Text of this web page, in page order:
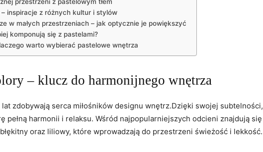
inspiracje z różnych kultur i stylów
w małych przestrzeniach – jak optycznie je powiększyć
komponują się z pastelami?
warto wybierać pastelowe wnętrza
– klucz do harmonijnego wnętrza
zdobywają serca miłośników designu wnętrz.Dzięki swojej subtelności,
pełną harmonii i relaksu. Wśród najpopularniejszych odcieni znajdują się
oraz liliowy, które wprowadzają do przestrzeni świeżość i lekkość.